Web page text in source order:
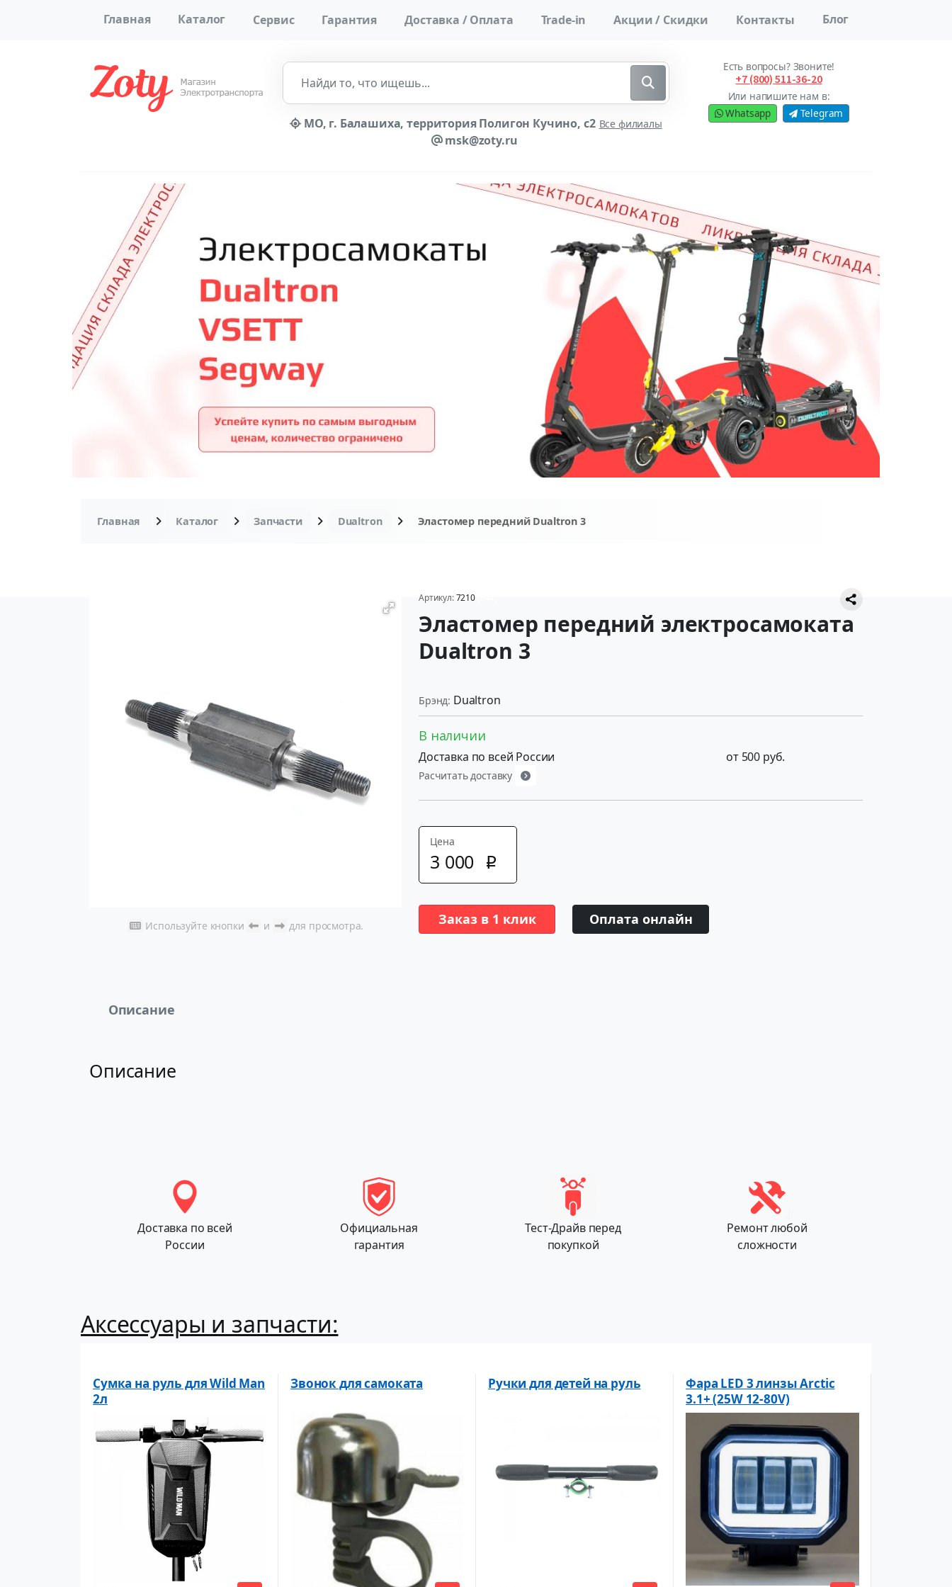
Главная Каталог Сервис Гарантия Доставка / Оплата Trade-in Акции / Скидки Контакты Блог
МО, г. Балашиха, территория Полигон Кучино, с2 Все филиалы
msk@zoty.ru
Есть вопросы? Звоните!
+7 (800) 511-36-20
Или напишите нам в:
Whatsapp
Telegram
Главная Каталог Запчасти Dualtron Эластомер передний Dualtron 3
Используйте кнопки и для просмотра.
Артикул:7210
Эластомер передний электросамоката
Dualtron 3
Брэнд: Dualtron
В наличии
Доставка по всей России
Расчитать доставку
от 500 руб.
Цена
3 000 p
Заказ в 1 клик Оплата онлайн
Описание
Описание
Доставка по всей
России
Официальная
гарантия
Тест-Драйв перед
покупкой
Ремонт любой
сложности
Аксессуары и запчасти:
Сумка на руль для Wild Man
2л
Звонок для самоката Ручки для детей на руль
Фара LED 3 линзы Arctic
3.1+ (25W 12-80V)